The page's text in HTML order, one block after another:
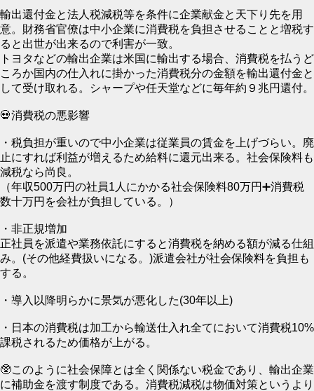
輸出還付金と法人税減税等を条件に企業献金と天下り先を用
意。財務省官僚は中小企業に消費税を負担させることと増税す
ると出世が出来るので利害が一致。
トヨタなどの輸出企業は米国に輸出する場合、消費税を払うど
ころか国内の仕入れに掛かった消費税分の金額を輸出還付金と
して受け取れる。シャープや任天堂などに毎年約９兆円還付。
💀消費税の悪影響
・税負担が重いので中小企業は従業員の賃金を上げづらい。廃
止にすれば利益が増えるため給料に還元出来る。社会保険料も
減税なら尚良。
（年収500万円の社員1人にかかる社会保険料80万円➕消費税
数十万円を会社が負担している。）
・非正規増加
正社員を派遣や業務依託にすると消費税を納める額が減る仕組
み。(その他経費扱いになる。)派遣会社が社会保険料を負担も
する。
・導入以降明らかに景気が悪化した(30年以上)
・日本の消費税は加工から輸送仕入れ全てにおいて消費税10%
課税されるため価格が上がる。
🥸このように社会保障とは全く関係ない税金であり、輸出企業
に補助金を渡す制度である。消費税減税は物価対策というより